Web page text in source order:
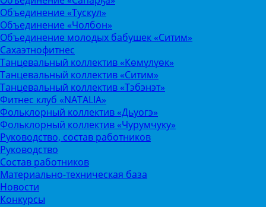
Объединение «Тускул»
Объединение «Чолбон»
Объединение молодых бабушек «Ситим»
Сахаэтнофитнес
Танцевальный коллектив «Көмүлүөк»
Танцевальный коллектив «Ситим»
Танцевальный коллектив «Тэбэнэт»
Фитнес клуб «NATALIA»
Фольклорный коллектив «Дьуогэ»
Фольклорный коллектив «Чурумчуку»
Руководство, состав работников
Руководство
Состав работников
Материально-техническая база
Новости
Конкурсы